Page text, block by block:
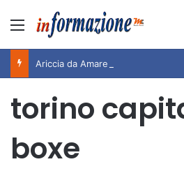
Menu
torino
boxe